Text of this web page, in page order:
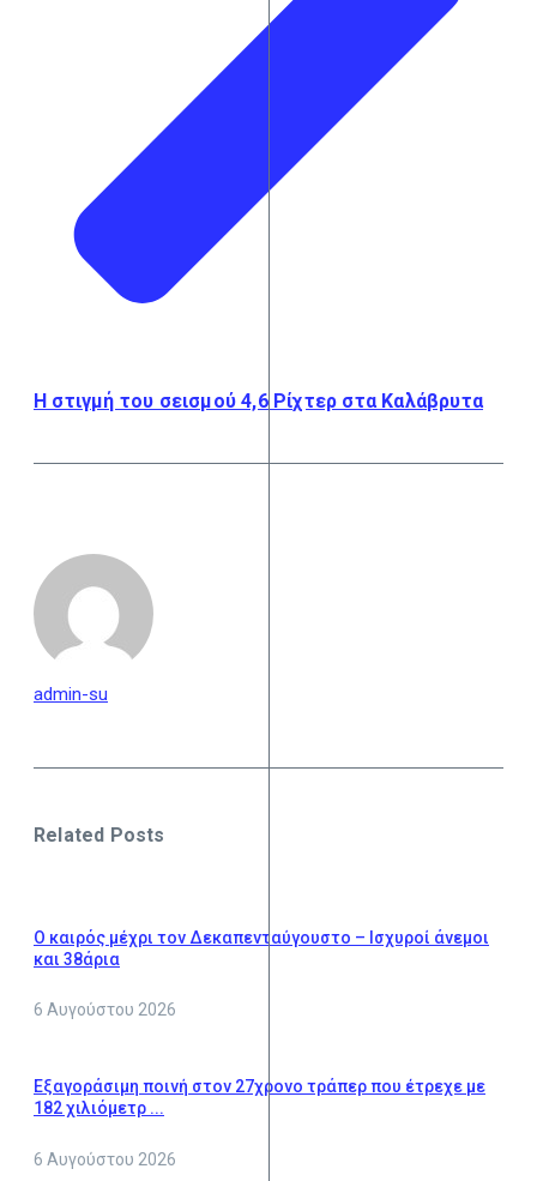
Η στιγμή του σεισμού 4,6 Ρίχτερ στα Καλάβρυτα
admin-su
Related Posts
Ο καιρός μέχρι τον Δεκαπενταύγουστο – Ισχυροί άνεμοι
και 38άρια
6 Αυγούστου 2026
Εξαγοράσιμη ποινή στον 27χρονο τράπερ που έτρεχε με
182 χιλιόμετρ ...
6 Αυγούστου 2026